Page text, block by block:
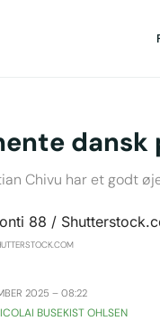
Chivu har et godt
2025 – 08:22
BUSEKIST OHLSEN